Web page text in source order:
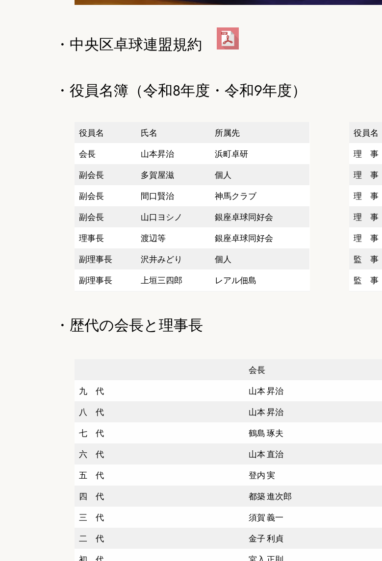
・中央区卓球連盟規約
・役員名簿（令和8年度・令和9年度）
役員名 氏名 所属先
会長 山本昇治 浜町卓研
副会長 多賀屋滋 個人
副会長 間口賢治 神馬クラブ
副会長 山口ヨシノ 銀座卓球同好会
理事長 渡辺等 銀座卓球同好会
副理事長 沢井みどり 個人
副理事長 上垣三四郎 レアル佃島
役員名
理 事
理 事
理 事
理 事
理 事
監 事
監 事
・歴代の会長と理事長
会長
九 代 山本 昇治
八 代 山本 昇治
七 代 鶴島 琢夫
六 代 山本 直治
五 代 登内 実
四 代 都築 進次郎
三 代 須賀 義一
二 代 金子 利貞